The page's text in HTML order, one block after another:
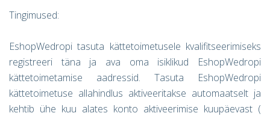
Tingimused:
EshopWedropi tasuta kättetoimetusele kvalifitseerimiseks
registreeri täna ja ava oma isiklikud EshopWedropi
kättetoimetamise aadressid. Tasuta EshopWedropi
kättetoimetuse allahindlus aktiveeritakse automaatselt ja
kehtib ühe kuu alates konto aktiveerimise kuupäevast (